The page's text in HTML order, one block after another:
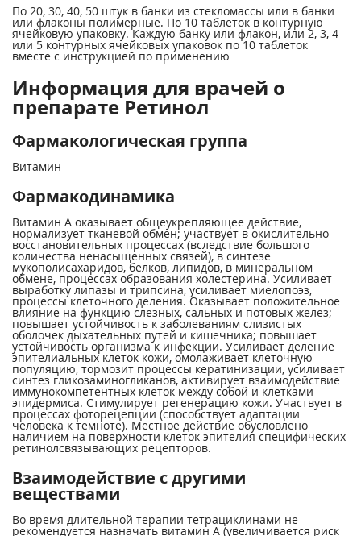
По 20, 30, 40, 50 штук в банки из стекломассы или в банки
или флаконы полимерные. По 10 таблеток в контурную
ячейковую упаковку. Каждую банку или флакон, или 2, 3, 4
или 5 контурных ячейковых упаковок по 10 таблеток
вместе с инструкцией по применению
Информация для врачей о
препарате Ретинол
Фармакологическая группа
Витамин
Фармакодинамика
Витамин А оказывает общеукрепляющее действие,
нормализует тканевой обмен; участвует в окислительно-
восстановительных процессах (вследствие большого
количества ненасыщенных связей), в синтезе
мукополисахаридов, белков, липидов, в минеральном
обмене, процессах образования холестерина. Усиливает
выработку липазы и трипсина, усиливает миелопоэз,
процессы клеточного деления. Оказывает положительное
влияние на функцию слезных, сальных и потовых желез;
повышает устойчивость к заболеваниям слизистых
оболочек дыхательных путей и кишечника; повышает
устойчивость организма к инфекции. Усиливает деление
эпителиальных клеток кожи, омолаживает клеточную
популяцию, тормозит процессы кератинизации, усиливает
синтез гликозаминогликанов, активирует взаимодействие
иммунокомпетентных клеток между собой и клетками
эпидермиса. Стимулирует регенерацию кожи. Участвует в
процессах фоторецепции (способствует адаптации
человека к темноте). Местное действие обусловлено
наличием на поверхности клеток эпителия специфических
ретинолсвязывающих рецепторов.
Взаимодействие с другими
веществами
Во время длительной терапии тетрациклинами не
рекомендуется назначать витамин А (увеличивается риск